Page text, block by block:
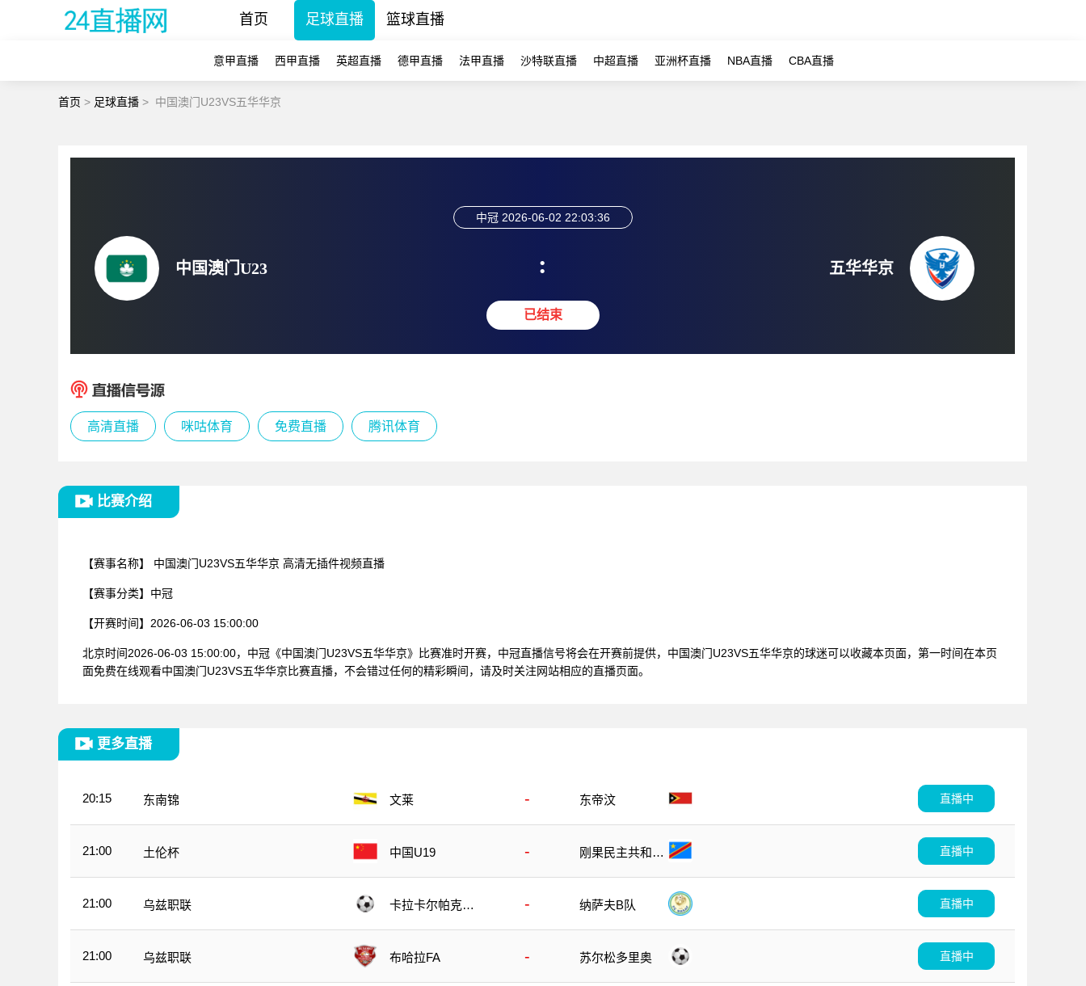
首页 足球直播 篮球直播
意甲直播 西甲直播 英超直播 德甲直播 法甲直播 沙特联直播 中超直播 亚洲杯直播 NBA直播 CBA直播
首页 > 足球直播 > 中国澳门U23VS五华华京
中国澳门U23
中冠 2026-06-02 22:03:36
:
已结束
五华华京
高清直播 咪咕体育 免费直播 腾讯体育
比赛介绍
【赛事名称】 中国澳门U23VS五华华京 高清无插件视频直播
【赛事分类】 中冠
【开赛时间】 2026-06-03 15:00:00
北京时间2026-06-03 15:00:00，中冠《中国澳门U23VS五华华京》比赛准时开赛，中冠直播信号将会在开赛前提供，中国澳门U23VS五华华京的球迷可以收藏本页面，第一时间在本页
面免费在线观看中国澳门U23VS五华华京比赛直播，不会错过任何的精彩瞬间，请及时关注网站相应的直播页面。
更多直播
20:15 东南锦 文莱 - 东帝汶 直播中
21:00 土伦杯 中国U19 -
刚果民主共和国
直播中
21:00 乌兹职联
卡拉卡尔帕克斯
- 纳萨夫B队 直播中
21:00 乌兹职联 布哈拉FA - 苏尔松多里奥 直播中